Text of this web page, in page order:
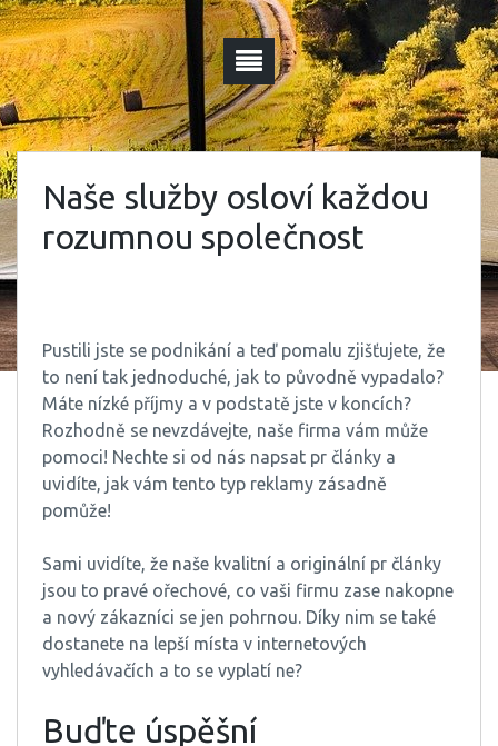
Naše služby osloví každou
rozumnou společnost
Pustili jste se podnikání a teď pomalu zjišťujete, že
to není tak jednoduché, jak to původně vypadalo?
Máte nízké příjmy a v podstatě jste v koncích?
Rozhodně se nevzdávejte, naše firma vám může
pomoci! Nechte si od nás napsat pr články a
uvidíte, jak vám tento typ reklamy zásadně
pomůže!
Sami uvidíte, že naše kvalitní a originální pr články
jsou to pravé ořechové, co vaši firmu zase nakopne
a nový zákazníci se jen pohrnou. Díky nim se také
dostanete na lepší místa v internetových
vyhledávačích a to se vyplatí ne?
Buďte úspěšní